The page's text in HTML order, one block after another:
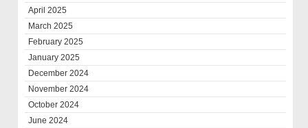
April 2025
March 2025
February 2025
January 2025
December 2024
November 2024
October 2024
June 2024